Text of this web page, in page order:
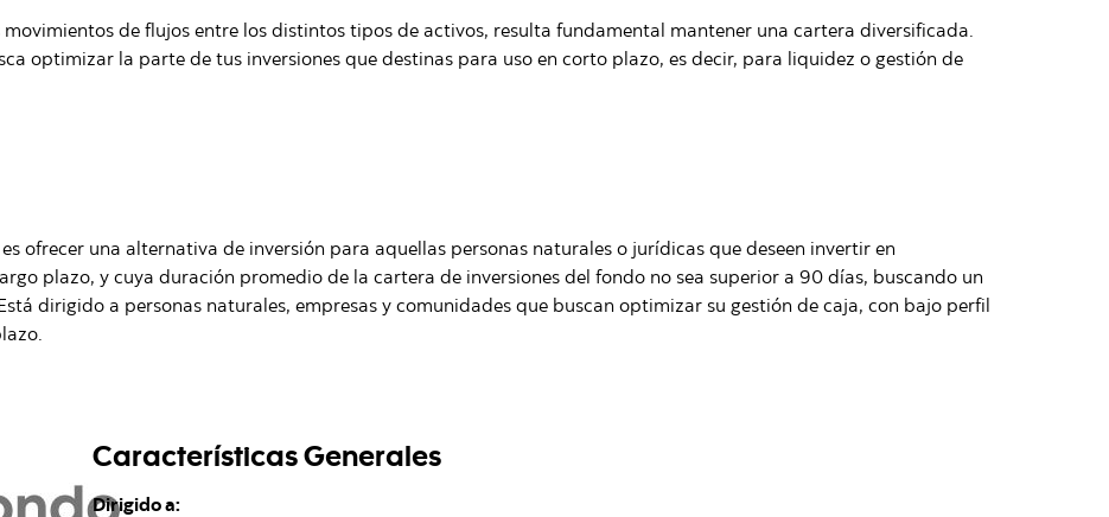
de flujos entre los distintos tipos de activos, resulta fundamental mantener una cartera diversificada.
optimizar la parte de tus inversiones que destinas para uso en corto plazo, es decir, para liquidez o gestión de
ofrecer una alternativa de inversión para aquellas personas naturales o jurídicas que deseen invertir en
plazo, y cuya duración promedio de la cartera de inversiones del fondo no sea superior a 90 días, buscando un
dirigido a personas naturales, empresas y comunidades que buscan optimizar su gestión de caja, con bajo perfil
Características Generales
Dirigido a: